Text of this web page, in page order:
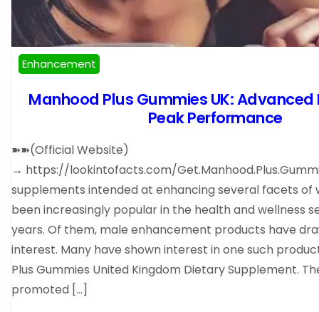
Enhancement
Manhood Plus Gummies UK:
Peak Performance
➽➽(Official Website)
→ https://lookintofacts.com/
supplements intended at enhancing several facets of
been increasingly popular in the health and wellness
years. Of them, male enhancement products have
interest. Many have shown interest in one such
Plus Gummies United Kingdom Dietary Supplement.
promoted […]